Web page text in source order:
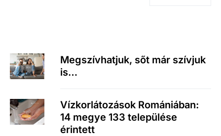
Megszívhatjuk, sőt már szívjuk
is…
Vízkorlátozások Romániában:
14 megye 133 települése
érintett